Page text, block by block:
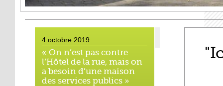
4 octobre 2019
« On n’est pas contre
l’Hôtel de la rue, mais on
a besoin d’une maison
des services publics »